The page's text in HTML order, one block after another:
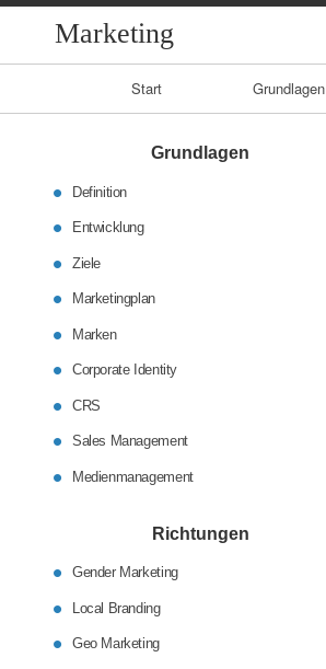
Marketing
Start Grundlagen
Grundlagen
Definition
Entwicklung
Ziele
Marketingplan
Marken
Corporate Identity
CRS
Sales Management
Medienmanagement
Richtungen
Gender Marketing
Local Branding
Geo Marketing